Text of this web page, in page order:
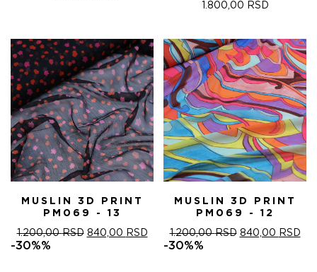
1.800,00 RSD
MUSLIN 3D PRINT
PM069 - 13
1.200,00RSD ОРИГИНАЛНА
840,00 RSDТРЕНУТНА
ЦЕНА
-30%%
MUSLIN 3D PRINT
PM069 - 12
1.200,00RSD ОРИГИНАЛНА
840,00 RSD
-30%%